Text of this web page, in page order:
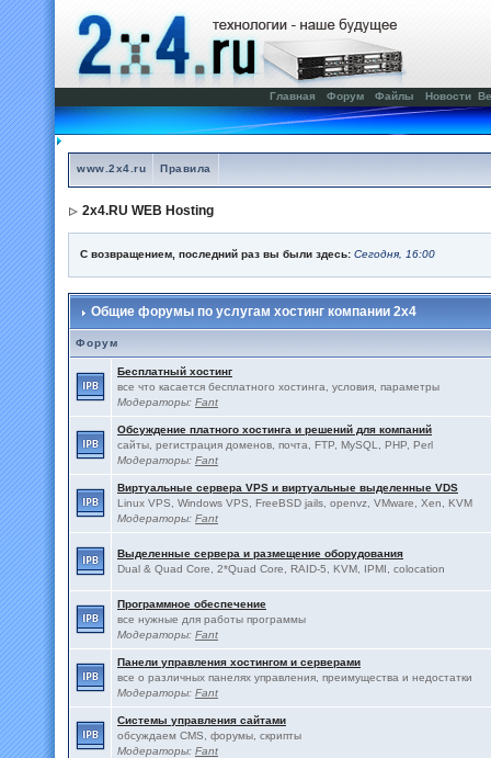
Главная Форум Файлы Новости
www.2x4.ru Правила
2x4.RU WEB Hosting
С возвращением, последний раз вы были здесь: Сегодня, 16:00
Общие форумы по услугам хостинг компании 2x4
Форум
Бесплатный хостинг
все что касается бесплатного хостинга, условия, параметры
Модераторы: Fant
Обсуждение платного хостинга и решений для компаний
сайты, регистрация доменов, почта, FTP, MySQL, PHP, Perl
Модераторы: Fant
Виртуальные сервера VPS и виртуальные выделенные VDS
Linux VPS, Windows VPS, FreeBSD jails, openvz, VMware, Xen, KVM
Модераторы: Fant
Выделенные сервера и размещение оборудования
Dual & Quad Core, 2*Quad Core, RAID-5, KVM, IPMI, colocation
Программное обеспечение
все нужные для работы программы
Модераторы: Fant
Панели управления хостингом и серверами
все о различных панелях управления, преимущества и недостатки
Модераторы: Fant
Системы управления сайтами
обсуждаем CMS, форумы, скрипты
Модераторы: Fant